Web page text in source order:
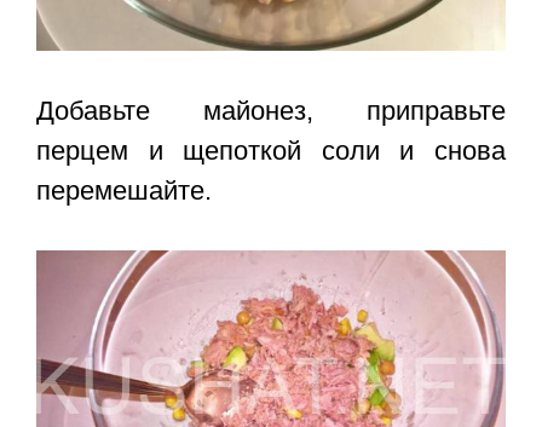
Добавьте майонез, приправьте
перцем и щепоткой соли и снова
перемешайте.